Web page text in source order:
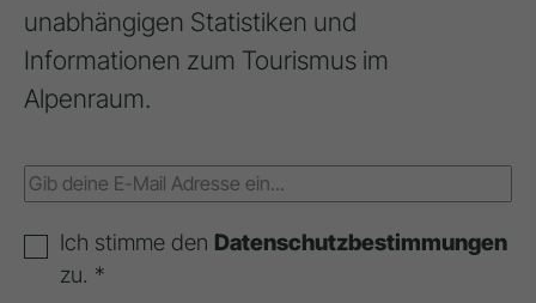
unabhängigen Statistiken und
Informationen zum Tourismus im
Alpenraum.
Ich stimme den Datenschutzbestimmungen
zu. *